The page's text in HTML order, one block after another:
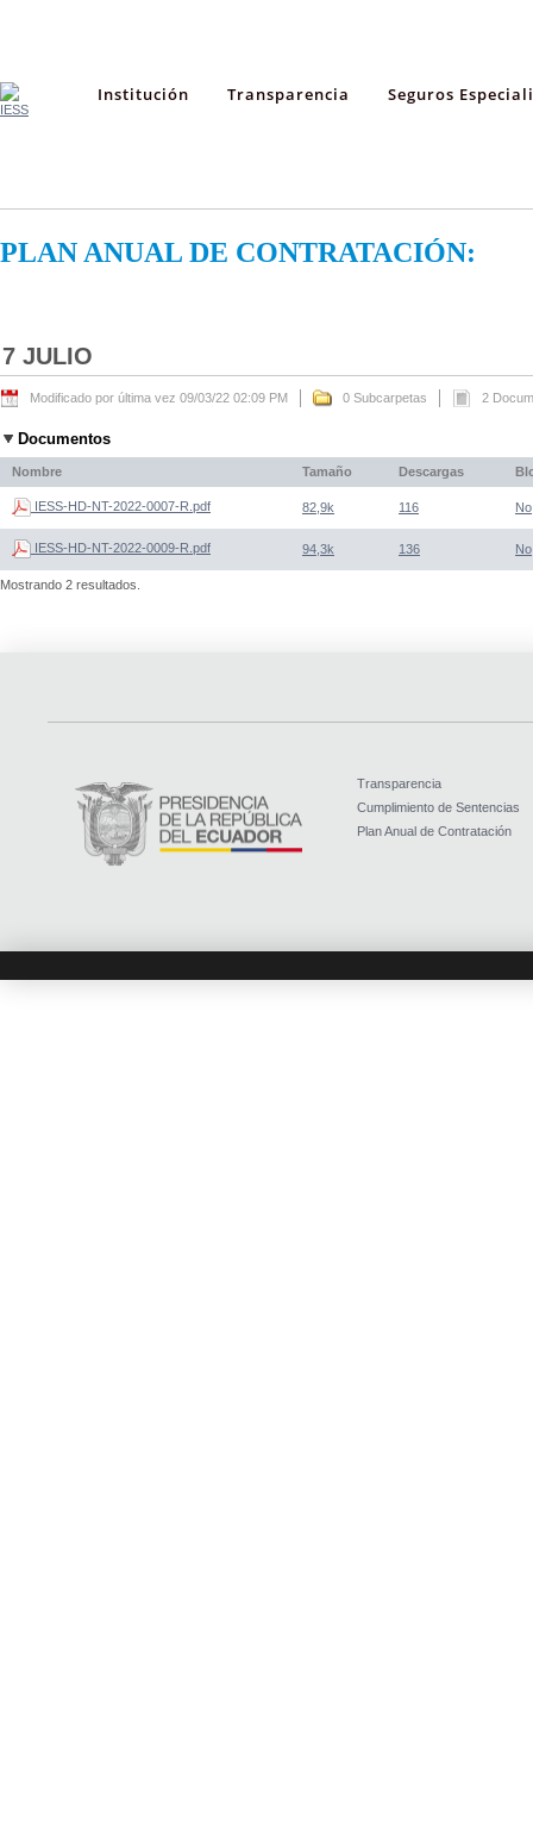
Institución Transparencia Seguros
PLAN ANUAL DE CONTRATACIÓN:
7 JULIO
Modificado por última vez 09/03/22 02:09 PM 0 Subcarpetas 2
Documentos
Nombre Tamaño Descargas
IESS-HD-NT-2022-0007-R.pdf 82,9k 116 No
IESS-HD-NT-2022-0009-R.pdf 94,3k 136 No
Mostrando 2 resultados.
Transparencia
Cumplimiento de Sentencias
Plan Anual de Contratación